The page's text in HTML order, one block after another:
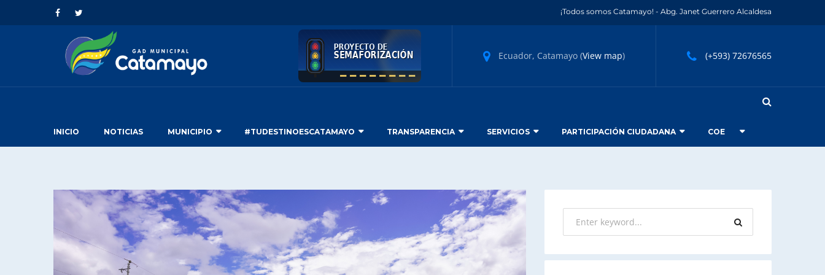
¡Todos somos Catamayo! - Abg. Janet Guerrero Alcaldesa
Ecuador, Catamayo (View map) (+593) 72676565
INICIO NOTICIAS MUNICIPIO #TUDESTINOESCATAMAYO TRANSPARENCIA SERVICIOS PARTICIPACIÓN CIUDADANA COE